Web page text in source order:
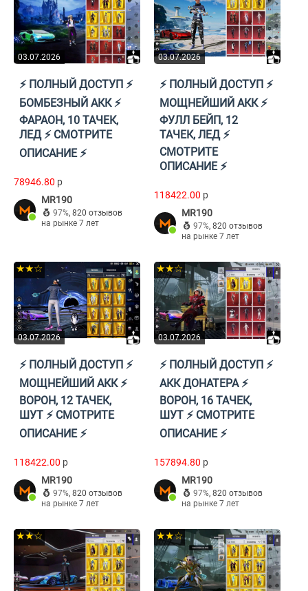
03.07.2026
⚡️ ПОЛНЫЙ ДОСТУП ⚡️
БОМБЕЗНЫЙ АКК ⚡️
ФАРАОН, 10 ТАЧЕК,
ЛЕД ⚡️ СМОТРИТЕ
ОПИСАНИЕ ⚡️
78946.80 p
MR190
97%, 820 отзывов
на рынке 7 лет
03.07.2026
⚡️ ПОЛНЫЙ ДОСТУП ⚡️
МОЩНЕЙШИЙ АКК ⚡️
ФУЛЛ БЕЙП, 12
ТАЧЕК, ЛЕД ⚡️
СМОТРИТЕ
ОПИСАНИЕ ⚡️
118422.00 p
MR190
97%, 820 отзывов
на рынке 7 лет
03.07.2026
★★☆
⚡️ ПОЛНЫЙ ДОСТУП ⚡️
МОЩНЕЙШИЙ АКК ⚡️
ВОРОН, 12 ТАЧЕК,
ШУТ ⚡️ СМОТРИТЕ
ОПИСАНИЕ ⚡️
118422.00 p
MR190
97%, 820 отзывов
на рынке 7 лет
03.07.2026
★★☆
⚡️ ПОЛНЫЙ ДОСТУП ⚡️
АКК ДОНАТЕРА ⚡️
ВОРОН, 16 ТАЧЕК,
ШУТ ⚡️ СМОТРИТЕ
ОПИСАНИЕ ⚡️
157894.80 p
MR190
97%, 820 отзывов
на рынке 7 лет
★★☆ ★★☆